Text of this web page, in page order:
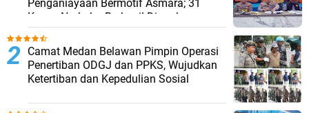
Penganiayaan Bermotif Asmara; 31
Kasus Narkoba Berhasil Diungkap
Camat Medan Belawan Pimpin Operasi
Penertiban ODGJ dan PPKS, Wujudkan
Ketertiban dan Kepedulian Sosial